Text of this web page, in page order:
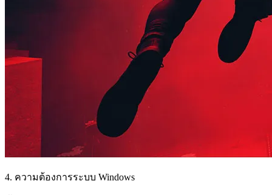
4. ความต้องการระบบ Windows